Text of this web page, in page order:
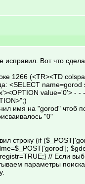
исправил. Вот что
1266 (<TR><TD
<SELECT
value='0'> - -
имя на "gorod" чтоб
"0"
строку (if
// Если
параметры